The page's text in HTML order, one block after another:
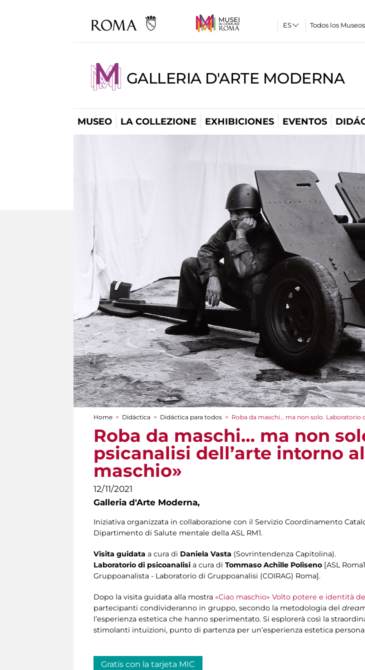
Todos los
GALLERIA D'ARTE MODERNA
MUSEO LA COLLEZIONE EXHIBICIONES EVENTOS
You are here
Home > Didáctica > Didáctica para todos > Roba da maschi… ma non solo. Laboratorio
Roba da maschi… ma non
psicanalisi dell’arte intorno
maschio»
12/11/2021
Galleria d'Arte Moderna,
Iniziativa organizzata in collaborazione con il Servizio Coordinamento
Dipartimento di Salute mentale della ASL RM1.
Visita guidata a cura di Daniela Vasta (Sovrintendenza Capitolina).
Laboratorio di psicoanalisi a cura di Tommaso Achille Poliseno [ASL
Gruppoanalista - Laboratorio di Gruppoanalisi (COIRAG) Roma].
Dopo la visita guidata alla mostra «Ciao maschio» Volto potere e identità
partecipanti condivideranno in gruppo, secondo la metodologia del
l’esperienza estetica che hanno sperimentato. Si esplorerà così la
stimolanti intuizioni, punto di partenza per un’esperienza estetica
Gratis con la tarjeta MIC